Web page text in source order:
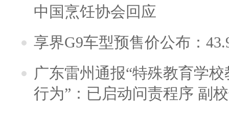
中国烹饪协会回应
享界G9车型预售价公布：
广东雷州通报“特殊教育学
行为”：已启动问责程序 副